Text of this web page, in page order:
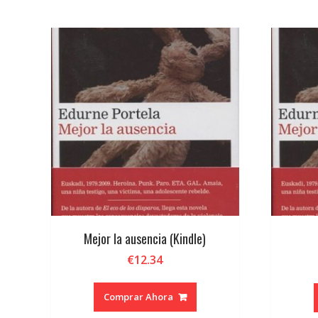
últimos
Mejor la ausencia (Kindle)
€12.34
Comprar Ahora